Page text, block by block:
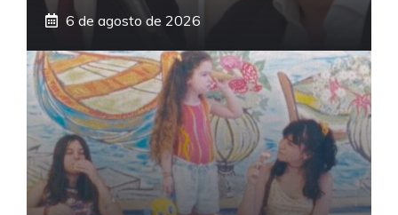
6 de agosto de 2026